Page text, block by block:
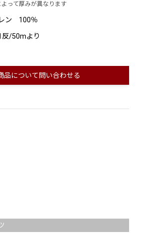
って厚みが異なります
ン 100％
反/50mより
品について問い合わせる